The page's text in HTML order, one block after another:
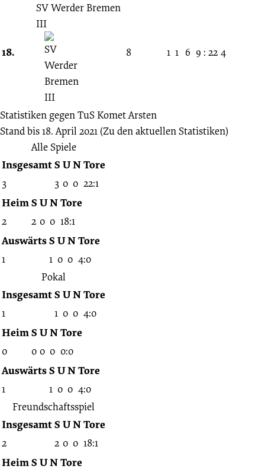
18.
SV Werder Bremen
III
8 1 1 6 9 : 22 4
Statistiken gegenTuS Komet Arsten
Stand bis 18. April 2021 (Zu den aktuellen Statistiken)
Alle Spiele
InsgesamtS UNTore
3 3 0 0 22:1
HeimS UNTore
2 2 0 0 18:1
AuswärtsS UNTore
1 1 0 0 4:0
Pokal
InsgesamtS UNTore
1 1 0 0 4:0
HeimS UNTore
0 0 0 0 0:0
AuswärtsS UNTore
1 1 0 0 4:0
Freundschaftsspiel
InsgesamtS UNTore
2 2 0 0 18:1
HeimS UNTore